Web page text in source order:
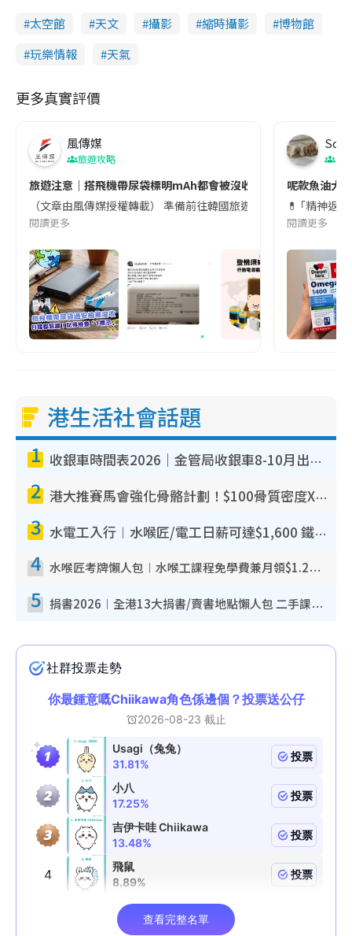
太空館 天文 攝影 縮時攝影
博物館
玩樂情報
天氣
更多真實評價
風傳媒
旅遊攻略
旅遊注意｜搭飛機帶尿袋標明mAh都會被沒收😱出發前切記檢查
（文章由風傳媒授權轉載） 準備前往韓國旅遊的民眾，近期要
閱讀更多
Soul
呢款魚油大
💊 ｢精神返
閱讀更多
港生活社會話題
1 收銀車時間表2026｜金管局收銀車8-10月出沒地點+時間！無須手續費！硬幣免費轉現鈔或增值至八達通
2 港大推賽馬會強化骨骼計劃！$100骨質密度X光檢查 完成免費運動訓練送超市禮券！附參加資格
3 水電工入行︱水喉匠/電工日薪可達$1,600 鐵飯碗職業難被AI取代！附薪酬參考＋入行考牌途徑
4 水喉匠考牌懶人包︱水喉工課程免學費兼月領$1.2萬津貼 即睇水喉匠考牌4階段＋入行課程建議
5 捐書2026︱全港13大捐書/賣書地點懶人包 二手課本最高$150＋舊書換免費咖啡/戲票